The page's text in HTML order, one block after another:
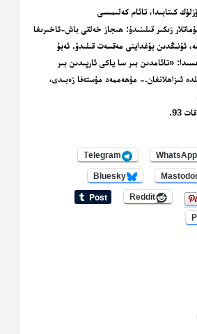
كىتابىدا، تائام كەلىمىسى
زىكىر قىلىنىدۇ: ھىجاز خەلقى باش-ئاخىرىغا
ئۇنىڭدىن بۇغداينى مەقسەت قىلىدۇ. ئەبۇ
«تائامدىن بىر سا ياكى ئارپىدىن بىر
ئىزاھلانغان.- مۇھەممەد مۇستەفا زەبىدى،
93.
WhatsApp
Telegram
Bluesky
Reddit